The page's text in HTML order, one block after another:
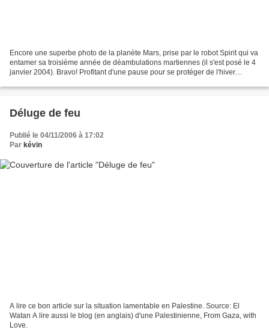
Encore une superbe photo de la planète Mars, prise par le robot Spirit qui va
entamer sa troisième année de déambulations martiennes (il s'est posé le 4
janvier 2004). Bravo! Profitant d'une pause pour se protéger de l'hiver
Déluge de feu
Publié le 04/11/2006 à 17:02
Par kévin
A lire ce bon article sur la situation lamentable en Palestine. Source: El
Watan A lire aussi le blog (en anglais) d'une Palestinienne, From Gaza, with
Love.